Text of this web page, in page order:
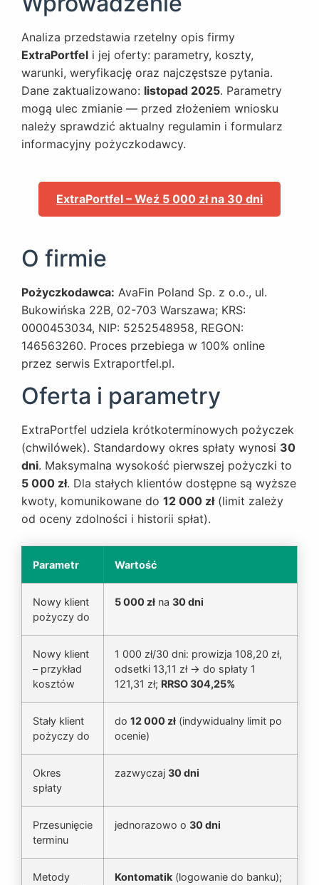
Analiza przedstawia rzetelny opis firmy
ExtraPortfel i jej oferty: parametry, koszty,
warunki, weryfikację oraz najczęstsze pytania.
Dane zaktualizowano: listopad 2025. Parametry
mogą ulec zmianie — przed złożeniem wniosku
należy sprawdzić aktualny regulamin i formularz
informacyjny pożyczkodawcy.
ExtraPortfel – Weź 5 000 zł na 30 dni
O firmie
Pożyczkodawca: AvaFin Poland Sp. z o.o., ul.
Bukowińska 22B, 02-703 Warszawa; KRS:
0000453034, NIP: 5252548958, REGON:
146563260. Proces przebiega w 100% online
przez serwis Extraportfel.pl.
Oferta i parametry
ExtraPortfel udziela krótkoterminowych pożyczek
(chwilówek). Standardowy okres spłaty wynosi 30
dni. Maksymalna wysokość pierwszej pożyczki to
5 000 zł. Dla stałych klientów dostępne są wyższe
kwoty, komunikowane do 12 000 zł(limit zależy
od oceny zdolności i historii spłat).
Parametr Wartość
Nowy klient
pożyczy do
5 000 zł na 30 dni
Nowy klient
– przykład
kosztów
1 000 zł/30 dni: prowizja 108,20 zł,
odsetki 13,11 zł → do spłaty 1
121,31 zł; RRSO 304,25%
Stały klient
pożyczy do
do 12 000 zł (indywidualny limit po
ocenie)
Okres
spłaty
zazwyczaj 30 dni
Przesunięcie
terminu
jednorazowo o 30 dni
Metody
Kontomatik (logowanie do banku);